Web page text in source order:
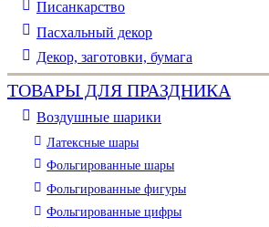
Писанкарство
Пасхальный декор
Декор, заготовки, бумага
ТОВАРЫ ДЛЯ ПРАЗДНИКА
Воздушные шарики
Латексные шары
Фольгированные шары
Фольгированные фигуры
Фольгированные цифры